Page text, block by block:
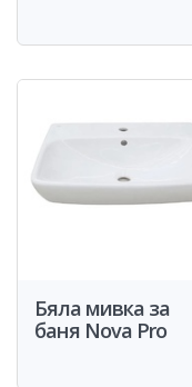
Бяла мивка за
баня Nova Pro